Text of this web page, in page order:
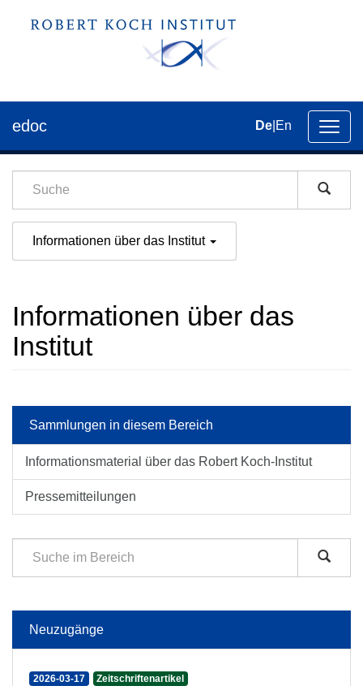
der
edoc De En
Informationen über das Institut
Informationen über das
Institut
Sammlungen in diesem Bereich
Informationsmaterial über das Robert Koch-Institut
Pressemitteilungen
Neuzugänge
2026-03-17 Zeitschriftenartikel